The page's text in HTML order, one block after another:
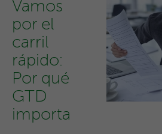
Vamos
por el
carril
rápido:
Por qué
GTD
importa